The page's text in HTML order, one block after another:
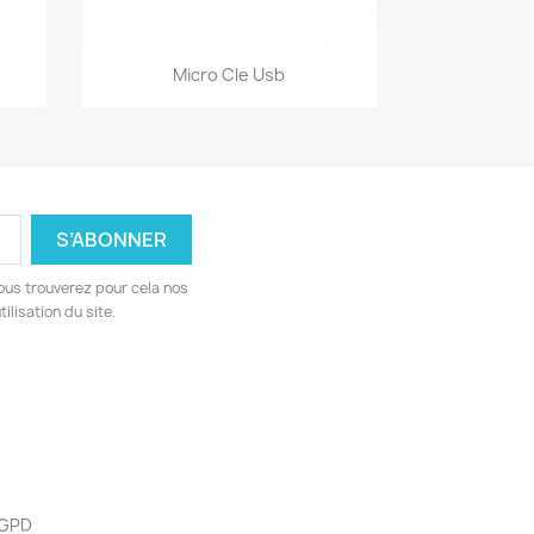
Aperçu rapide
Micro Cle Usb
trouverez pour cela nos
du site.